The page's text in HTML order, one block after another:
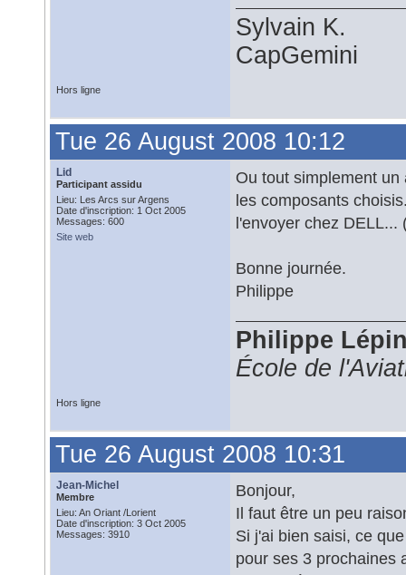
Sylvain K.
CapGemini
Hors ligne
Tue 26 August 2008 10:12
Lid
Participant assidu
Lieu: Les Arcs sur Argens
Date d'inscription: 1 Oct 2005
Messages: 600
Site web
Ou tout simplement
les composants
l'envoyer chez DELL...
Bonne journée.
Philippe
Philippe
École de
Hors ligne
Tue 26 August 2008 10:31
Jean-Michel
Membre
Lieu: An Oriant /Lorient
Date d'inscription: 3 Oct 2005
Messages: 3910
Bonjour,
Il faut être un peu
Si j'ai bien saisi, ce
pour ses 3 prochaines